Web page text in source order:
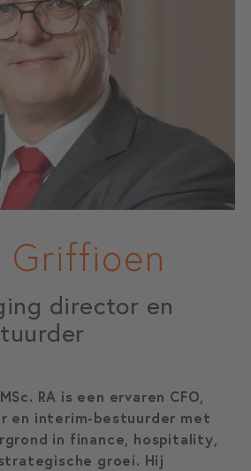
director en
RA is een ervaren CFO,
en interim-bestuurder met
in finance, hospitality,
groei. Hij